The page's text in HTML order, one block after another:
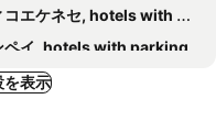
Verde
Costa Citara
Bagnitiello
エケネセ, hotels with parking
ペイ, hotels with parking
メーノ（イスキア）, hotels with parking
を表示